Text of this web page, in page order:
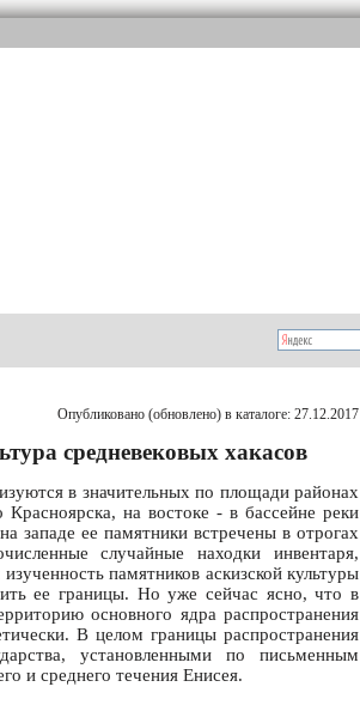
Опубликовано (обновлено) в каталоге: 27.12.2017
средневековых хакасов
в значительных по площади районах
на востоке - в бассейне реки
западе ее памятники встречены в отрогах
случайные находки инвентаря,
памятников аскизской культуры
ее границы. Но уже сейчас ясно, что в
основного ядра распространения
В целом границы распространения
установленными по письменным
и среднего течения Енисея.